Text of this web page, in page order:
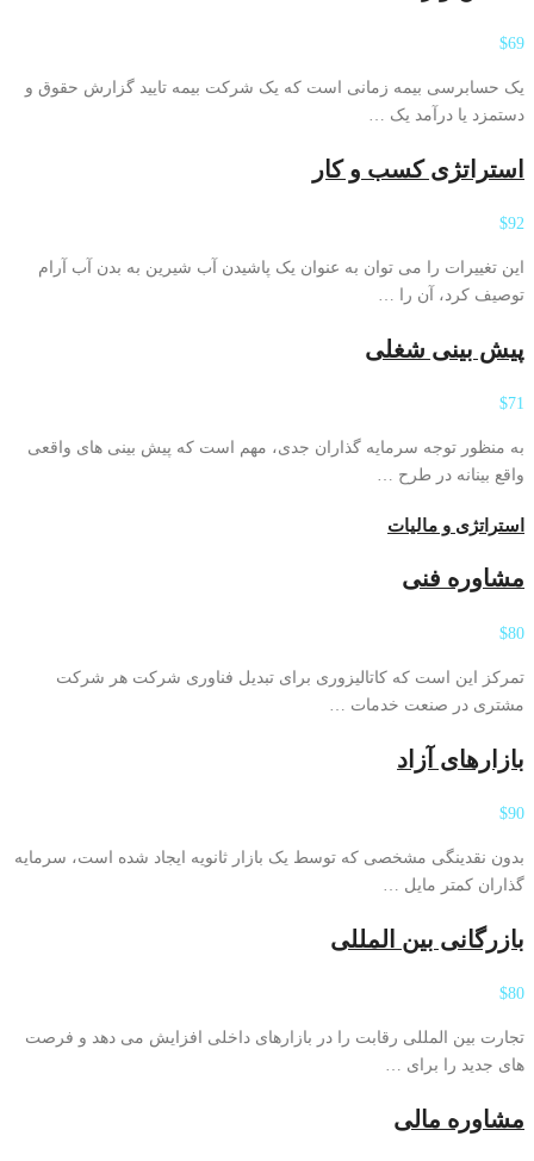
$69
یک حسابرسی بیمه زمانی است که یک شرکت بیمه تایید گزارش حقوق و
دستمزد یا درآمد یک …
استراتژی کسب و کار
$92
این تغییرات را می توان به عنوان یک پاشیدن آب شیرین به بدن آب آرام
توصیف کرد، آن را …
پیش بینی شغلی
$71
به منظور توجه سرمایه گذاران جدی، مهم است که پیش بینی های واقعی
واقع بینانه در طرح …
استراتژی و مالیات
مشاوره فنی
$80
تمرکز این است که کاتالیزوری برای تبدیل فناوری شرکت هر شرکت
مشتری در صنعت خدمات …
بازارهای آزاد
$90
بدون نقدینگی مشخصی که توسط یک بازار ثانویه ایجاد شده است، سرمایه
گذاران کمتر مایل …
بازرگانی بین المللی
$80
تجارت بین المللی رقابت را در بازارهای داخلی افزایش می دهد و فرصت
های جدید را برای …
مشاوره مالی